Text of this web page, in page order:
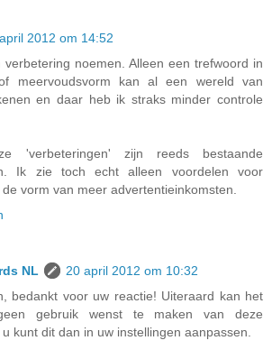
2012 om 14:52
verbetering noemen. Alleen een trefwoord in
meervoudsvorm kan al een wereld van
en daar heb ik straks minder controle
'verbeteringen' zijn reeds bestaande
Ik zie toch echt alleen voordelen voor
vorm van meer advertentieinkomsten.
NL
20 april 2012 om 10:32
bedankt voor uw reactie! Uiteraard kan het
gebruik wenst te maken van deze
kunt dit dan in uw instellingen aanpassen.